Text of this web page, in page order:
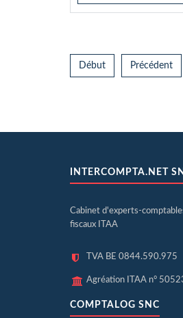
Début Précédent
INTERCOMPTA.NET
Cabinet d'experts-
fiscaux ITAA
TVA BE 0844.590.975
Agréation ITAA n°
COMPTALOG SNC